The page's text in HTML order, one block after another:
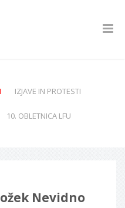
IZJAVE IN PROTESTI
10. OBLETNICA LFU
Nevidno